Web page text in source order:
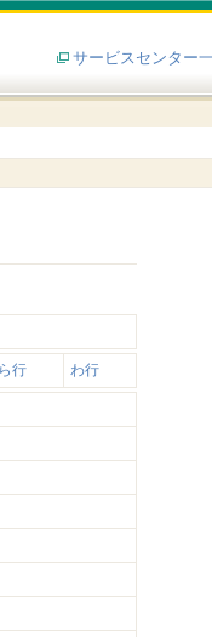
サービスセンター
ら行 わ行